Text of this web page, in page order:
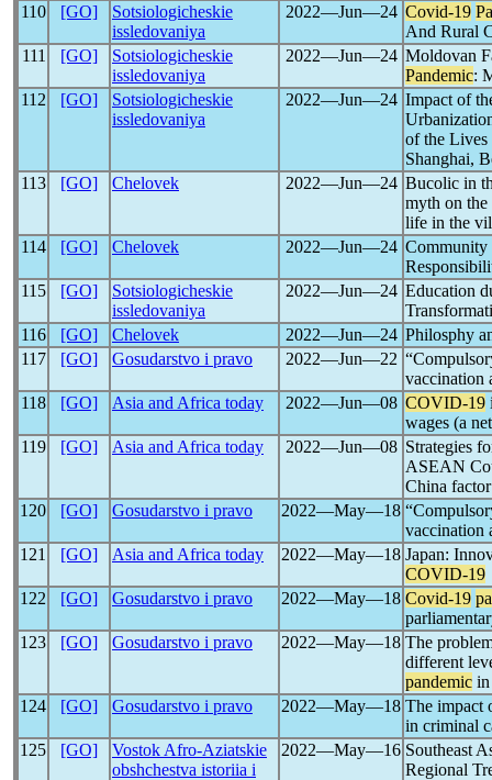
110
[GO]
Sotsiologicheskie
issledovaniya
2022―Jun―24 Covid-19
And Rural
111
[GO]
Sotsiologicheskie
issledovaniya
2022―Jun―24 Moldovan
Pandemic:
112
[GO]
Sotsiologicheskie
issledovaniya
2022―Jun―24 Impact of
of the Lives
Shanghai,
113
[GO] Chelovek 2022―Jun―24 Bucolic in
myth on the
life in the
114
[GO] Chelovek 2022―Jun―24
115
[GO]
Sotsiologicheskie
issledovaniya
2022―Jun―24 Education
116
[GO] Chelovek 2022―Jun―24 Philosphy
117
[GO] Gosudarstvo i pravo 2022―Jun―22
vaccination
118
[GO] Asia and Africa today 2022―Jun―08 COVID-19
wages (a
119
[GO] Asia and Africa today 2022―Jun―08 Strategies
ASEAN
China factor
120
[GO] Gosudarstvo i pravo 2022―May―18
vaccination
121
[GO] Asia and Africa today 2022―May―18 Japan:
COVID-19
122
[GO] Gosudarstvo i pravo 2022―May―18 Covid-19
123
[GO] Gosudarstvo i pravo 2022―May―18 The
different
pandemic in
124
[GO] Gosudarstvo i pravo 2022―May―18 The impact
in criminal
125
[GO]
Vostok Afro-Aziatskie
obshchestva istoriia i
2022―May―16 Southeast
Regional